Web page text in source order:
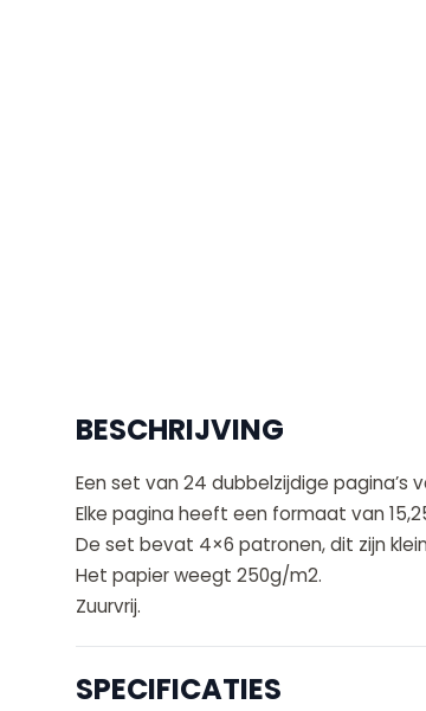
BESCHRIJVING
Een set van 24 dubbelzijdige pagina’s
Elke pagina heeft een formaat van
De set bevat 4×6 patronen, dit zijn
Het papier weegt 250g/m2.
Zuurvrij.
SPECIFICATIES